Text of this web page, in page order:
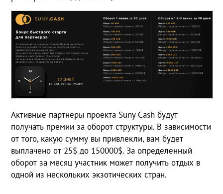
Активные партнеры проекта Suny Cash будут
получать премии за оборот структуры. В зависимости
от того, какую сумму вы привлекли, вам будет
выплачено от 25$ до 150000$. За определенный
оборот за месяц участник может получить отдых в
одной из нескольких экзотических стран.